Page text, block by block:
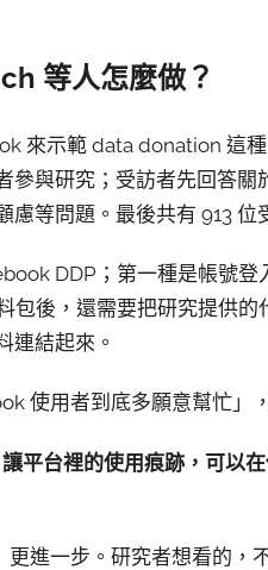
等人怎麼做？
來示範 data donation 這
參與研究；受訪者先回答
慮等問題。最後共有 913
DDP；第一種是帳號
包後，還需要把研究提供
連結起來。
使用者到底多願意幫忙」
平台裡的使用痕跡，可以
進一步。研究者想看的，